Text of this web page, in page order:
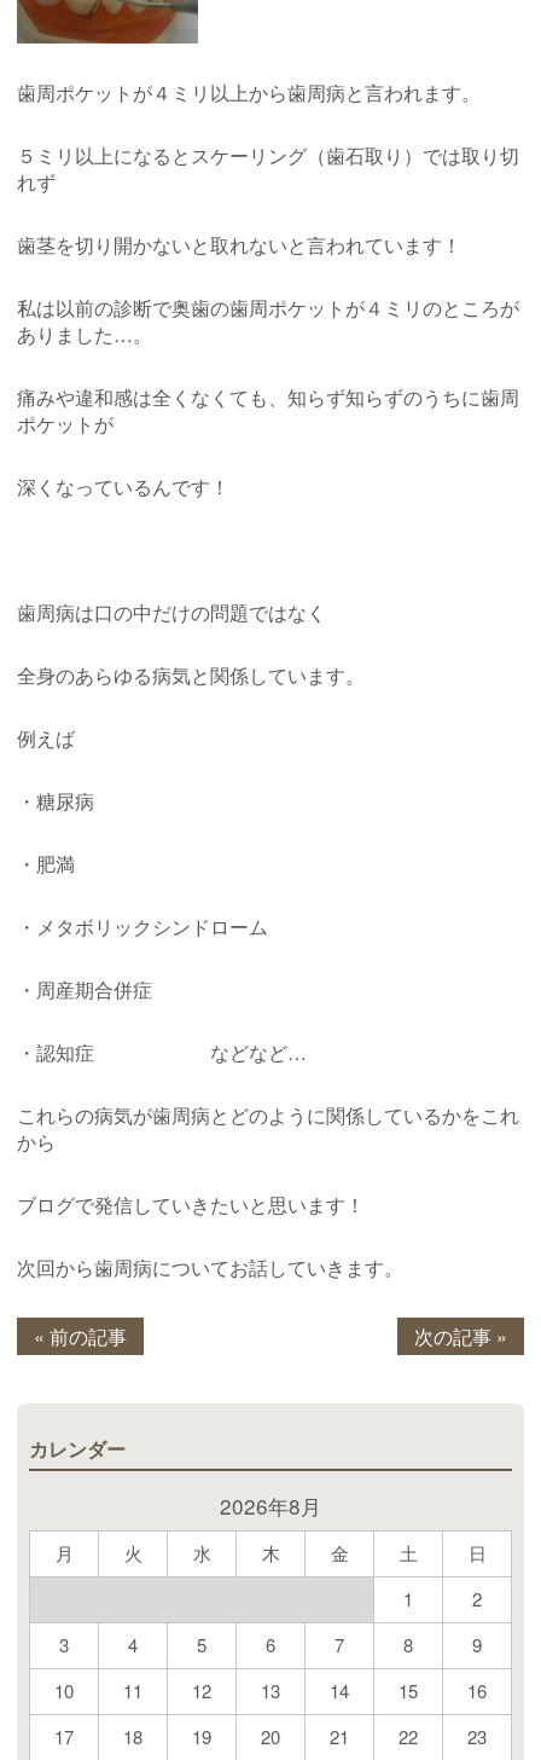
歯周ポケットが４ミリ以上から歯周病と言われます。
５ミリ以上になるとスケーリング（歯石取り）では取り切
れず
歯茎を切り開かないと取れないと言われています！
私は以前の診断で奥歯の歯周ポケットが４ミリのところが
ありました…。
痛みや違和感は全くなくても、知らず知らずのうちに歯周
ポケットが
深くなっているんです！
歯周病は口の中だけの問題ではなく
全身のあらゆる病気と関係しています。
例えば
・糖尿病
・肥満
・メタボリックシンドローム
・周産期合併症
・認知症 などなど…
これらの病気が歯周病とどのように関係しているかをこれ
から
ブログで発信していきたいと思います！
次回から歯周病についてお話していきます。
« 前の記事 次の記事 »
カレンダー
2026年8月
月 火 水 木 金 土
日
1
2
3
4 5 6 7 8
9
10
11 12 13 14 15
16
17
18 19 20 21 22 23